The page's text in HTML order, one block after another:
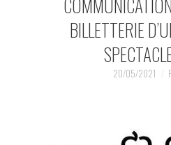
INDÉPENDANTSBILLETTERIE
20/05/2021